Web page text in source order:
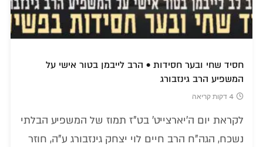
חסיד שחי ובער חסידות • הרב לייבמן בטור אישי על
המשפיע הרב גינזבורג
4 דקות קריאה
לקראת יום ה'יארצייט' בט"ז תמוז של המשפיע הבלתי
נשכח, הגה"ח הרב חיים לוי יצחק גינזבורג ע"ה, חוזר